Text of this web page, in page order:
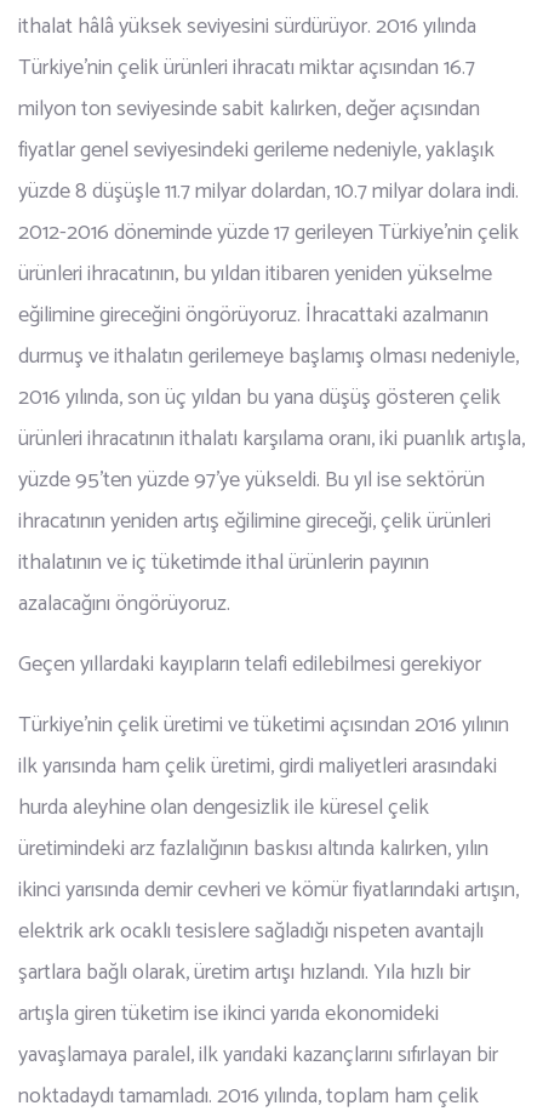
ithalat hâlâ yüksek seviyesini sürdürüyor. 2016 yılında
Türkiye’nin çelik ürünleri ihracatı miktar açısından 16.7
milyon ton seviyesinde sabit kalırken, değer açısından
fiyatlar genel seviyesindeki gerileme nedeniyle, yaklaşık
yüzde 8 düşüşle 11.7 milyar dolardan, 10.7 milyar dolara indi.
2012-2016 döneminde yüzde 17 gerileyen Türkiye’nin çelik
ürünleri ihracatının, bu yıldan itibaren yeniden yükselme
eğilimine gireceğini öngörüyoruz. İhracattaki azalmanın
durmuş ve ithalatın gerilemeye başlamış olması nedeniyle,
2016 yılında, son üç yıldan bu yana düşüş gösteren çelik
ürünleri ihracatının ithalatı karşılama oranı, iki puanlık artışla,
yüzde 95’ten yüzde 97’ye yükseldi. Bu yıl ise sektörün
ihracatının yeniden artış eğilimine gireceği, çelik ürünleri
ithalatının ve iç tüketimde ithal ürünlerin payının
azalacağını öngörüyoruz.
Geçen yıllardaki kayıpların telafi edilebilmesi gerekiyor
Türkiye’nin çelik üretimi ve tüketimi açısından 2016 yılının
ilk yarısında ham çelik üretimi, girdi maliyetleri arasındaki
hurda aleyhine olan dengesizlik ile küresel çelik
üretimindeki arz fazlalığının baskısı altında kalırken, yılın
ikinci yarısında demir cevheri ve kömür fiyatlarındaki artışın,
elektrik ark ocaklı tesislere sağladığı nispeten avantajlı
şartlara bağlı olarak, üretim artışı hızlandı. Yıla hızlı bir
artışla giren tüketim ise ikinci yarıda ekonomideki
yavaşlamaya paralel, ilk yarıdaki kazançlarını sıfırlayan bir
noktadaydı tamamladı. 2016 yılında, toplam ham çelik